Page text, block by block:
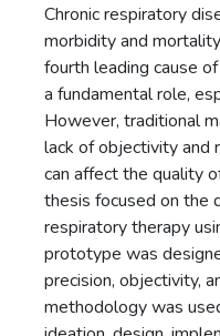
Chronic respiratory
morbidity and
fourth leading cause
a fundamental role,
However, traditional
lack of objectivity and
can affect the quality
thesis focused on the
respiratory therapy
prototype was
precision, objectivity,
methodology was